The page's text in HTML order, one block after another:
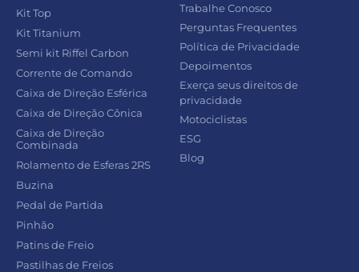
Kit Top
Kit Titanium
Semi kit Riffel Carbon
Corrente de Comando
Caixa de Direção Esférica
Caixa de Direção Cônica
Caixa de Direção
Combinada
Rolamento de Esferas 2RS
Buzina
Pedal de Partida
Pinhão
Patins de Freio
Pastilhas de Freios
Trabalhe Conosco
Perguntas Frequentes
Política de Privacidade
Depoimentos
Exerça seus direitos de
privacidade
Motociclistas
ESG
Blog